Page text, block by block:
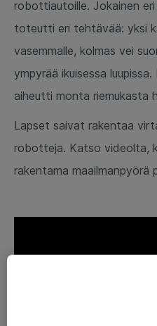
robottiautoille. Jokainen
toteutti eri tehtävää: yksi
vasemmalle, kolmas vei
ympyrää ikuisessa
aiheutti monta riemukasta
Lapset saivat rakentaa
robotteja. Katso videolta,
rakentama maailmanpyörä